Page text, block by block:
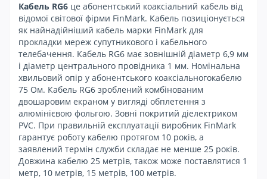
Кабель RG6 це абонентський коаксіальний кабель від
відомої світової фірми FinMark. Кабель позиціонується
як найнадійніший кабель марки FinMark для
прокладки мереж супутникового і кабельного
телебачення. Кабель RG6 має зовнішній діаметр 6,9 мм
і діаметр центрального провідника 1 мм. Номінальна
хвильовий опір у абонентського коаксіальногокабелю
75 Ом. Кабель RG6 зроблений комбінованим
двошаровим екраном у вигляді обплетення з
алюмінієвою фольгою. Зовні покритий діелектриком
PVC. При правильній експлуатації виробник FinMark
гарантує роботу кабелю протягом 10 років, а
заявлений термін служби складає не менше 25 років.
Довжина кабелю 25 метрів, також може поставлятися 1
метр, 10 метрів, 15 метрів, 100 метрів.